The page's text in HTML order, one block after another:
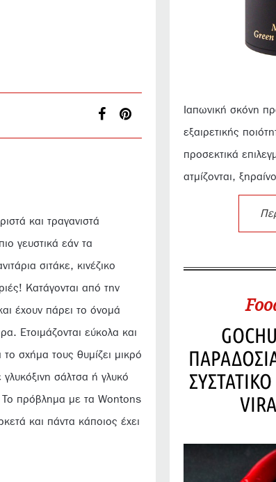
και τραγανιστά
γευστικά εάν τα
σιτάκε, κινέζικο
Κατάγονται από την
έχουν πάρει το όνομά
Ετοιμάζονται εύκολα και
σχήμα τους θυμίζει μικρό
σάλτσα ή γλυκό
Το πρόβλημα με τα Wontons
και πάντα κάποιος έχει
Ιαπωνική σκόνη
εξαιρετικής
προσεκτικά
ατμίζονται,